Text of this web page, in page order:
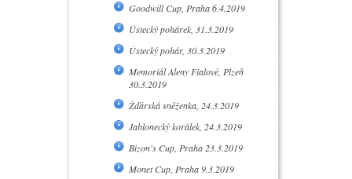
Goodwill Cup, Praha 6.4.2019
Ústecký pohárek, 31.3.2019
Ústecký pohár, 30.3.2019
Memoriál Aleny Fialové, Plzeň
30.3.2019
Žďárská sněženka, 24.3.2019
Jablonecký korálek, 24.3.2019
Bizon's Cup, Praha 23.3.2019
Monet Cup, Praha 9.3.2019